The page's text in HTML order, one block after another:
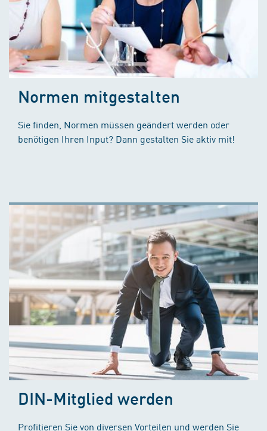
Normen mitgestalten
Sie finden, Normen müssen geändert werden oder
benötigen Ihren Input? Dann gestalten Sie aktiv mit!
DIN-Mitglied werden
Profitieren Sie von diversen Vorteilen und werden Sie